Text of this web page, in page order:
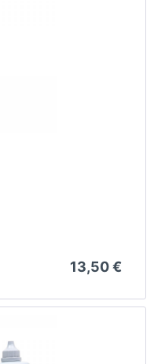
13,50 €